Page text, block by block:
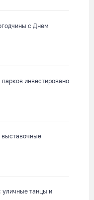
с Днем
инвестировано
выставочные
уличные танцы и